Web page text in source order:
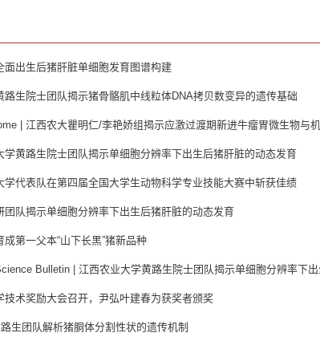
面出生后猪肝脏单细胞发育图谱构建
路生院士团队揭示猪骨骼肌中线粒体DNA拷贝数变异的遗传基础
| 江西农大瞿明仁/李艳娇组揭示应激过渡期新进牛瘤胃微生物与
学黄路生院士团队揭示单细胞分辨率下出生后猪肝脏的动态发育
学代表队在第四届全国大学生动物科学专业技能大赛中斩获佳绩
团队揭示单细胞分辨率下出生后猪肝脏的动态发育
成第一父本“山下长黑”猪新品种
Bulletin | 江西农业大学黄路生院士团队揭示单细胞分辨率下
技术奖励大会召开，尹弘叶建春为获奖者颁奖
生团队解析猪胴体分割性状的遗传机制